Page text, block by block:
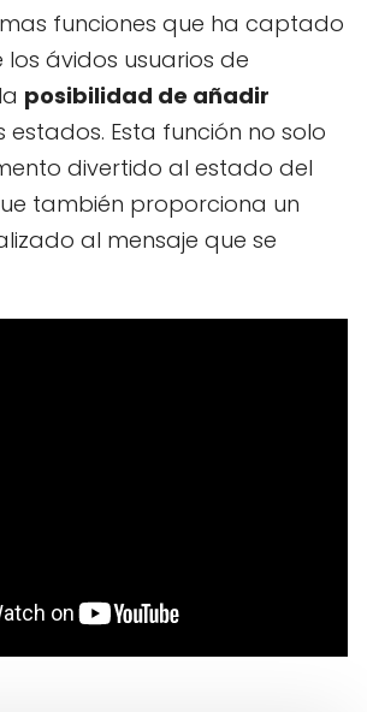
funciones que ha captado
ávidos usuarios de
posibilidad de añadir
estados. Esta función no solo
divertido al estado del
también proporciona un
al mensaje que se